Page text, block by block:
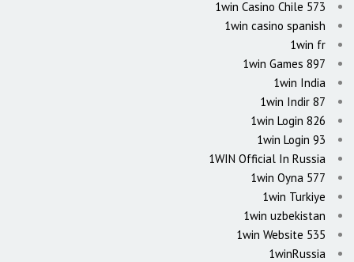
1win Casino Chile 573
1win casino spanish
1win fr
1win Games 897
1win India
1win Indir 87
1win Login 826
1win Login 93
1WIN Official In Russia
1win Oyna 577
1win Turkiye
1win uzbekistan
1win Website 535
1winRussia